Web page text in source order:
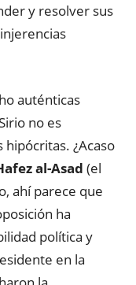
y resolver sus
auténticas
no es
¿Acaso
al-Asad (el
ahí parece que
ha
política y
en la